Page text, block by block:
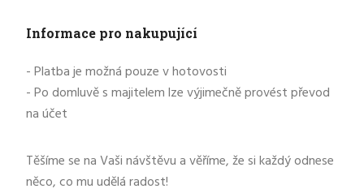
Informace pro nakupující
- Platba je možná pouze v hotovosti
- Po domluvě s majitelem lze výjimečně provést převod
na účet
Těšíme se na Vaši návštěvu a věříme, že si každý odnese
něco, co mu udělá radost!